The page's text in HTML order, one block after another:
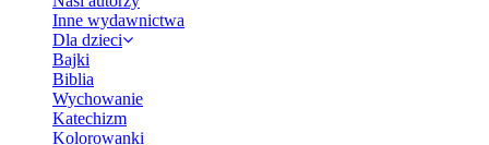
Inne wydawnictwa
Dla dzieci
Bajki
Biblia
Wychowanie
Katechizm
Kolorowanki